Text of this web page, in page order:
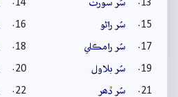
سُر سورٺ
سُر راڻو
سُر رامڪلي
سُر بلاول
سُر ڏھر